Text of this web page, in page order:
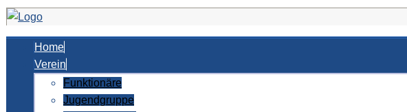
Home
Verein
Funktionäre
Jugendgruppe